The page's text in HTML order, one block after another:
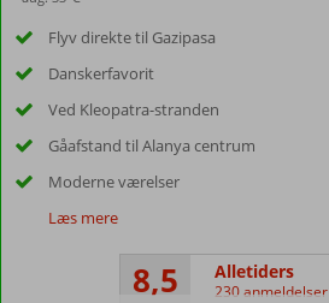
Flyv direkte til Gazipasa
Danskerfavorit
Ved Kleopatra-stranden
Gåafstand til Alanya centrum
Moderne værelser
Læs mere
8,5 Alletiders
230 anmeldelser